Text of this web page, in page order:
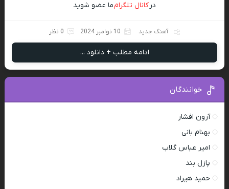
درکانال تلگرامما عضو شوید
آهنگ جدید 10 نوامبر 2024 0 نظر
ادامه مطلب + دانلود ...
خوانندگان
آرون افشار
بهنام بانی
امیر عباس گلاب
پازل بند
حمید هیراد